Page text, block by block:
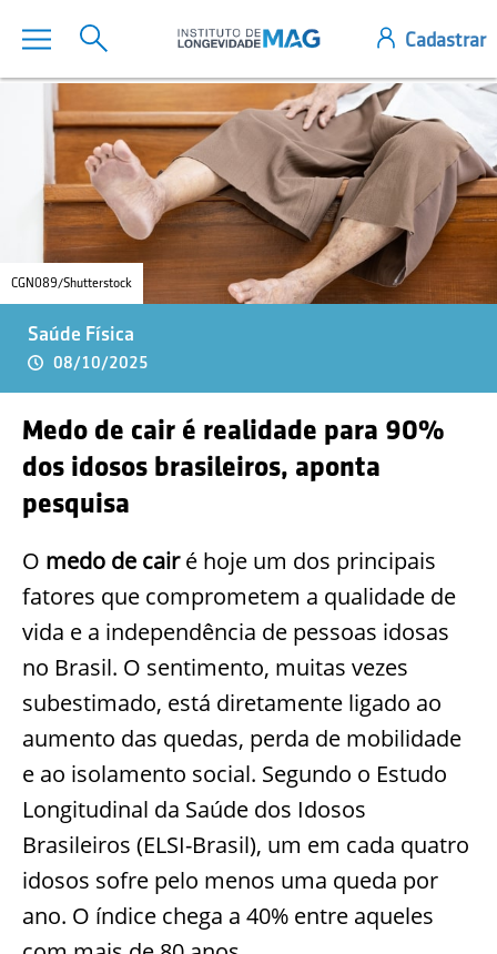
CGN089/Shutterstock
Saúde Física
08/10/2025
Medo de cair é realidade para 90%
dos idosos brasileiros, aponta
pesquisa
O medo de cairé hoje um dos principais
fatores que comprometem a qualidade de
vida e a independência de pessoas idosas
no Brasil. O sentimento, muitas vezes
subestimado, está diretamente ligado ao
aumento das quedas, perda de mobilidade
e ao isolamento social. Segundo o Estudo
Longitudinal da Saúde dos Idosos
Brasileiros (ELSI-Brasil), um em cada quatro
idosos sofre pelo menos uma queda por
ano. O índice chega a 40% entre aqueles